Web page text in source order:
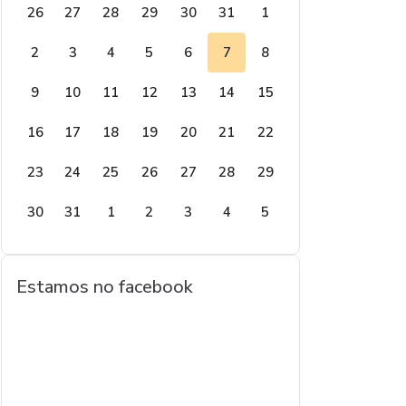
26 27 28 29 30 31 1
2 3 4 5 6 7 8
9 10 11 12 13 14 15
16 17 18 19 20 21 22
23 24 25 26 27 28 29
30 31 1 2 3 4 5
Estamos no facebook